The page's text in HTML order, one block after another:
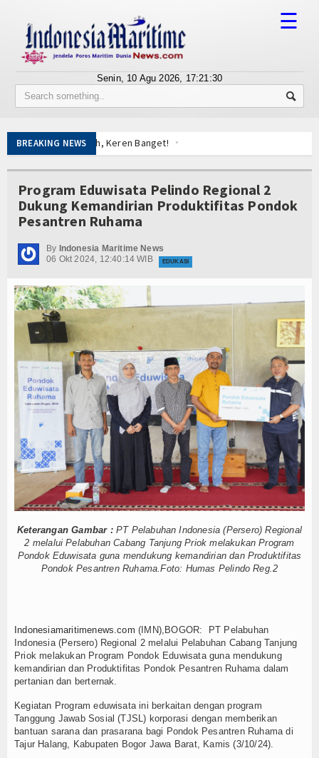
Tentang Kami
Berita
BUMN
Editorial
Ekspose
Hankam
Hukum
Internasional
Kelautan dan Perikanan
Kesehatan
Khazanah
Maritim
Olahraga
Perhubungan
Religi
Opini
☰
Senin, 10 Agu 2026, 17:21:30
BREAKING NEWS
Keren Banget!
Derek Gratis hingga Kawal Jenazah
Pulau 3T di Jawa Timur
Canggih KRI Golok-688
Disergap KRI Kerambit-627
Keren Banget!
Kodaeral XII Bagikan Bendera
Gratis hingga Kawal Jenazah
Pulau 3T di Jawa Timur
Canggih KRI Golok-688
Disergap KRI Kerambit-627
Pimpin Pemotongan Baja Pertama
Keren Banget!
Kodaeral XII Bagikan Bendera
Derek Gratis hingga Kawal Jenazah
Pulau 3T di Jawa Timur
Canggih KRI Golok-688
Program Eduwisata Pelindo Regional 2
Dukung Kemandirian Produktifitas Pondok
Pesantren Ruhama
By Indonesia Maritime News
06 Okt 2024, 12:40:14 WIB
EDUKASI
Keterangan Gambar :PT Pelabuhan Indonesia (Persero) Regional
2 melalui Pelabuhan Cabang Tanjung Priok melakukan Program
Pondok Eduwisata guna mendukung kemandirian dan Produktifitas
Pondok Pesantren Ruhama.Foto: Humas Pelindo Reg.2
Indonesiamaritimenews.com (IMN),BOGOR: PT Pelabuhan
Indonesia (Persero) Regional 2 melalui Pelabuhan Cabang Tanjung
Priok melakukan Program Pondok Eduwisata guna mendukung
kemandirian dan Produktifitas Pondok Pesantren Ruhama dalam
pertanian dan berternak.
Kegiatan Program eduwisata ini berkaitan dengan program
Tanggung Jawab Sosial (TJSL) korporasi dengan memberikan
bantuan sarana dan prasarana bagi Pondok Pesantren Ruhama di
Tajur Halang, Kabupaten Bogor Jawa Barat, Kamis (3/10/24).